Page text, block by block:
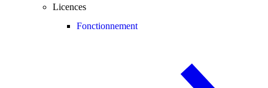
Licences
Fonctionnement